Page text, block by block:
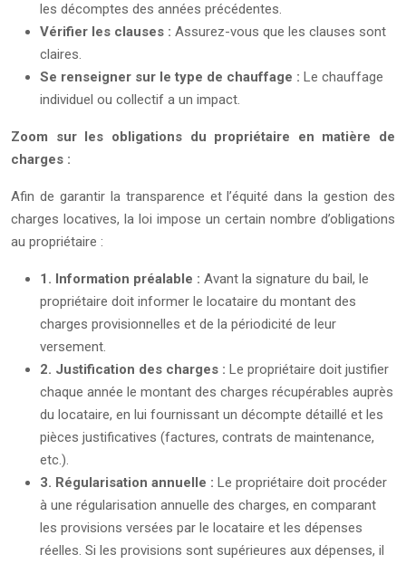
les décomptes des années précédentes.
Vérifier les clauses : Assurez-vous que les clauses sont
claires.
Se renseigner sur le type de chauffage : Le chauffage
individuel ou collectif a un impact.
Zoom sur les obligations du propriétaire en matière de
charges :
Afin de garantir la transparence et l’équité dans la gestion des
charges locatives, la loi impose un certain nombre d’obligations
au propriétaire :
1. Information préalable : Avant la signature du bail, le
propriétaire doit informer le locataire du montant des
charges provisionnelles et de la périodicité de leur
versement.
2. Justification des charges : Le propriétaire doit justifier
chaque année le montant des charges récupérables auprès
du locataire, en lui fournissant un décompte détaillé et les
pièces justificatives (factures, contrats de maintenance,
etc.).
3. Régularisation annuelle : Le propriétaire doit procéder
à une régularisation annuelle des charges, en comparant
les provisions versées par le locataire et les dépenses
réelles. Si les provisions sont supérieures aux dépenses, il